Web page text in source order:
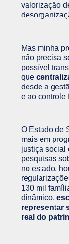
valorização
Mas minha
não precisa
possível
que
desde a
e ao controle
O Estado de
mais em
justiça social
pesquisas
no estado,
130 mil
dinâmico,
representar
real do